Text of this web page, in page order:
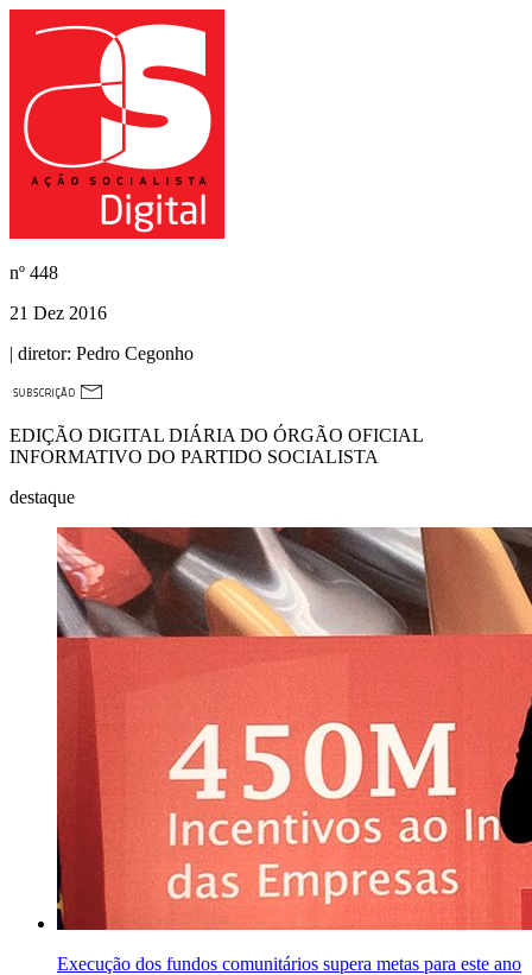
nº 448
21 Dez 2016
| diretor: Pedro Cegonho
EDIÇÃO DIGITAL DIÁRIA DO ÓRGÃO OFICIAL
INFORMATIVO DO PARTIDO SOCIALISTA
destaque
Execução dos fundos comunitários supera metas para este ano